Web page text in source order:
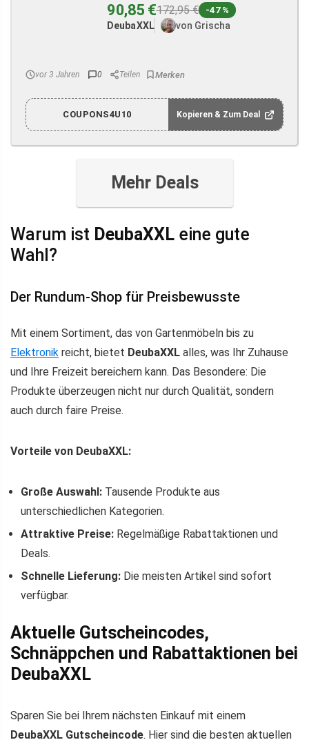
90,85 €172,95 € -47 %
DeubaXXL von Grischa
vor 3 Jahren 0 Teilen
COUPONS4U10 Kopieren & Zum Deal
Mehr Deals
Warum ist DeubaXXL eine gute
Wahl?
Der Rundum-Shop für Preisbewusste
Mit einem Sortiment, das von Gartenmöbeln bis zu
Elektronik reicht, bietet DeubaXXL alles, was Ihr Zuhause
und Ihre Freizeit bereichern kann. Das Besondere: Die
Produkte überzeugen nicht nur durch Qualität, sondern
auch durch faire Preise.
Vorteile von DeubaXXL:
Große Auswahl: Tausende Produkte aus
unterschiedlichen Kategorien.
Attraktive Preise: Regelmäßige Rabattaktionen und
Deals.
Schnelle Lieferung: Die meisten Artikel sind sofort
verfügbar.
Aktuelle Gutscheincodes,
Schnäppchen und Rabattaktionen bei
DeubaXXL
Sparen Sie bei Ihrem nächsten Einkauf mit einem
DeubaXXL Gutscheincode. Hier sind die besten aktuellen